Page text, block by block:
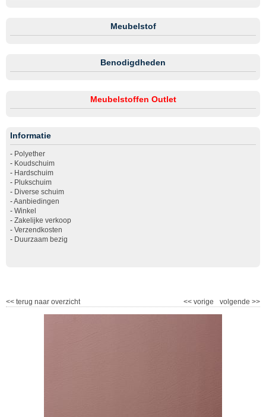
Meubelstof
Benodigdheden
Meubelstoffen Outlet
Informatie
- Polyether
- Koudschuim
- Hardschuim
- Plukschuim
- Diverse schuim
-Aanbiedingen
- Winkel
- Zakelijke verkoop
- Verzendkosten
- Duurzaam bezig
<< terug naar overzicht volgende >>
<< vorige